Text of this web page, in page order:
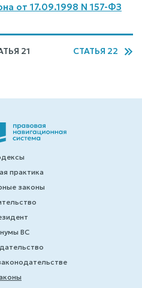
от 17.09.1998 N 157-ФЗ
21 СТАТЬЯ 22
практика
законы
ВС